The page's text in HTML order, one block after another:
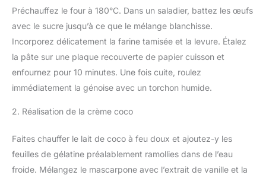
Préchauffez le four à 180°C. Dans un saladier, battez les œufs
avec le sucre jusqu’à ce que le mélange blanchisse.
Incorporez délicatement la farine tamisée et la levure. Étalez
la pâte sur une plaque recouverte de papier cuisson et
enfournez pour 10 minutes. Une fois cuite, roulez
immédiatement la génoise avec un torchon humide.
2. Réalisation de la crème coco
Faites chauffer le lait de coco à feu doux et ajoutez-y les
feuilles de gélatine préalablement ramollies dans de l’eau
froide. Mélangez le mascarpone avec l’extrait de vanille et la